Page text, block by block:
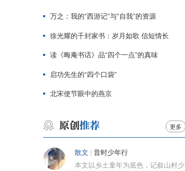
万之：我的“西游记”与“自我”的资源
徐光耀的千封家书：岁月如歌 信短情长
读《晦庵书话》品“四个一点”的真味
启功先生的“四个口袋”
北宋使节眼中的燕京
更多
散文 昔时少年行
本文以乡土童年为底色，记叙山村少